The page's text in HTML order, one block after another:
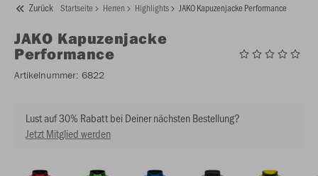
Zurück Startseite Herren Highlights JAKO Kapuzenjacke Performance
JAKO Kapuzenjacke
Performance
Artikelnummer: 6822
Lust auf 30% Rabatt bei Deiner nächsten Bestellung?
Jetzt Mitglied werden